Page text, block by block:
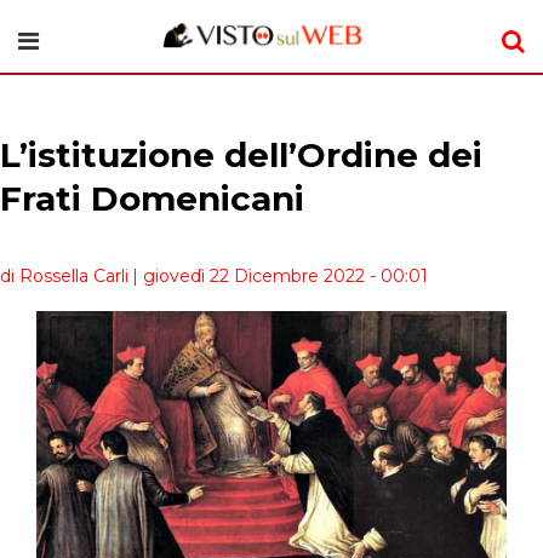
L’istituzione dell’Ordine dei
Frati Domenicani
di Rossella Carli | giovedì 22 Dicembre 2022 - 00:01